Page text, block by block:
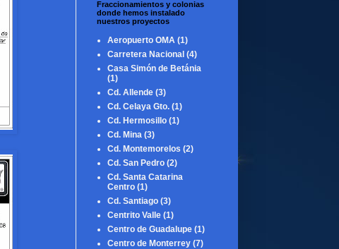
Fraccionamientos y colonias
donde hemos instalado
nuestros proyectos
Aeropuerto OMA (1)
Carretera Nacional (4)
Casa Simón de Betánia
(1)
Cd. Allende (3)
Cd. Celaya Gto. (1)
Cd. Hermosillo (1)
Cd. Mina (3)
Cd. Montemorelos (2)
Cd. San Pedro (2)
Cd. Santa Catarina
Centro (1)
Cd. Santiago (3)
Centrito Valle (1)
Centro de Guadalupe (1)
Centro de Monterrey (7)